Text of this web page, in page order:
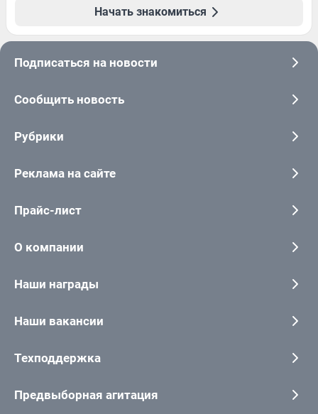
Начать знакомиться
Подписаться на новости
Сообщить новость
Рубрики
Реклама на сайте
Прайс-лист
О компании
Наши награды
Наши вакансии
Техподдержка
Предвыборная агитация